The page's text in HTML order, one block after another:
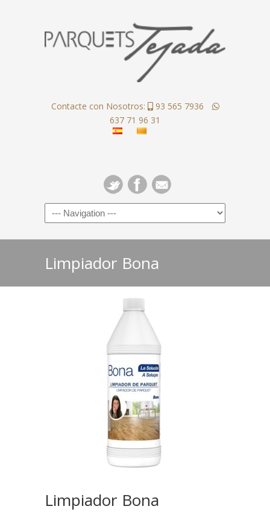
Contacte con Nosotros:
93 565 7936
637 71 96 31
Limpiador Bona
Limpiador Bona